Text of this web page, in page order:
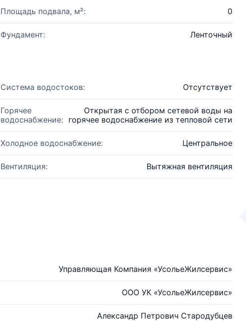
Площадь подвала, м²: 0
Фундамент: Ленточный
Система водостоков: Отсутствует
Горячее
водоснабжение:
Открытая с отбором сетевой воды на
горячее водоснабжение из тепловой сети
Холодное водоснабжение: Центральное
Вентиляция: Вытяжная вентиляция
Управляющая Компания «УсольеЖилсервис»
ООО УК «УсольеЖилсервис»
Александр Петрович Стародубцев